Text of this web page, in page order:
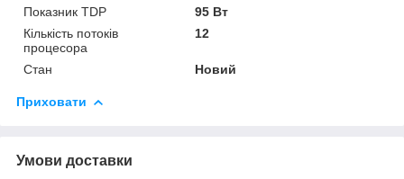
Показник TDP
95 Вт
Кількість потоків
процесора
12
Стан Новий
Приховати
Умови доставки